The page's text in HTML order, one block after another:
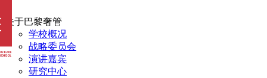
关于巴黎奢管
学校概况
战略委员会
演讲嘉宾
研究中心